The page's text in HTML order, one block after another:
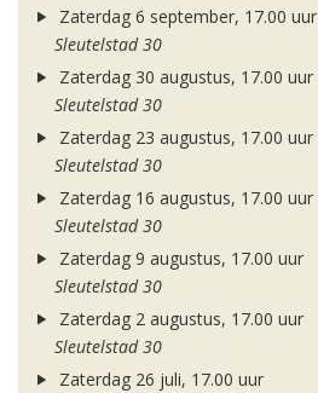
Zaterdag 6 september, 17.00 uur
Sleutelstad 30
Zaterdag 30 augustus, 17.00 uur
Sleutelstad 30
Zaterdag 23 augustus, 17.00 uur
Sleutelstad 30
Zaterdag 16 augustus, 17.00 uur
Sleutelstad 30
Zaterdag 9 augustus, 17.00 uur
Sleutelstad 30
Zaterdag 2 augustus, 17.00 uur
Sleutelstad 30
Zaterdag 26 juli, 17.00 uur